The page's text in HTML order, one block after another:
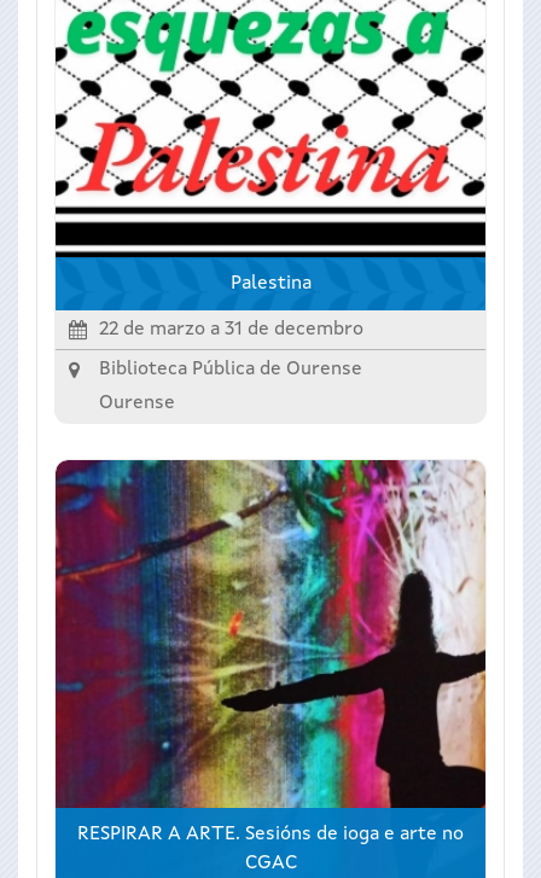
Palestina
22 de marzo a 31 de decembro
Biblioteca Pública de Ourense
Ourense
RESPIRAR A ARTE. Sesións de ioga e arte no
CGAC